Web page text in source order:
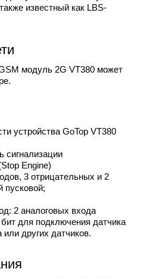
известный как LBS-
модуль 2G VT380 может
устройства GoTop VT380
сигнализации
Engine)
3 отрицательных и 2
пусковой;
2 аналоговых входа
для подключения датчика
или других датчиков.